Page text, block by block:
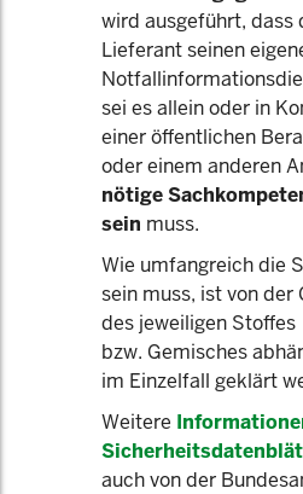
wird ausgeführt, dass
Lieferant seinen
sei es allein oder in
einer öffentlichen
oder einem anderen
nötige
sein muss.
Wie umfangreich die
sein muss, ist von
des jeweiligen Stoffes
bzw. Gemisches
im Einzelfall geklärt
Weitere
auch von der